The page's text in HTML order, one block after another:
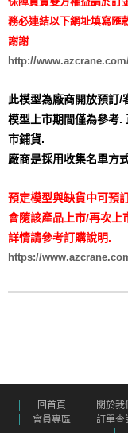
務必連結以下網址填寫匯
謝謝
http://
此模型為廠商開放預訂/
模型上市期間僅為參考.
市鋪貨.
廠商是採用收集名單方
預定模型與缺貨中可預
會隨該產品上市/再次上
詳情請參考訂購說明.
https://
回首頁 關於我
會員專區
訂單查